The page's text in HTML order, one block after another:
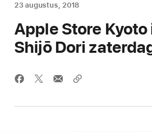
23 augustus, 2018
Apple Store Kyoto
Shijō Dori